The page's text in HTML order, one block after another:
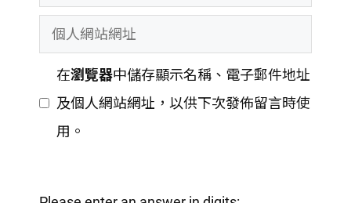
名
子
郵
地
人
站
在瀏覽器中儲存顯示名稱、電子郵件地址
及個人網站網址，以供下次發佈留言時使
用。